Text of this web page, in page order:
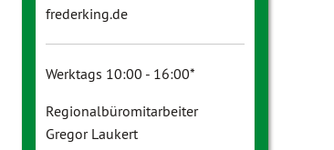
frederking.de
Werktags 10:00 - 16:00*
Regionalbüromitarbeiter
Gregor Laukert